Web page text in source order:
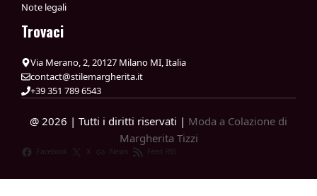
Note legali
Trovaci
Via Merano, 2, 20127 Milano MI, Italia
contact@stilemargherita.it
+39 351 789 6543
@ 2026 | Tutti i diritti riservati | Moda a Colazione di
Margherita Tizzi
Facebook X News Feed RSS